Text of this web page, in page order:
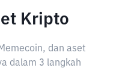
Kripto
dan aset
dalam 3 langkah